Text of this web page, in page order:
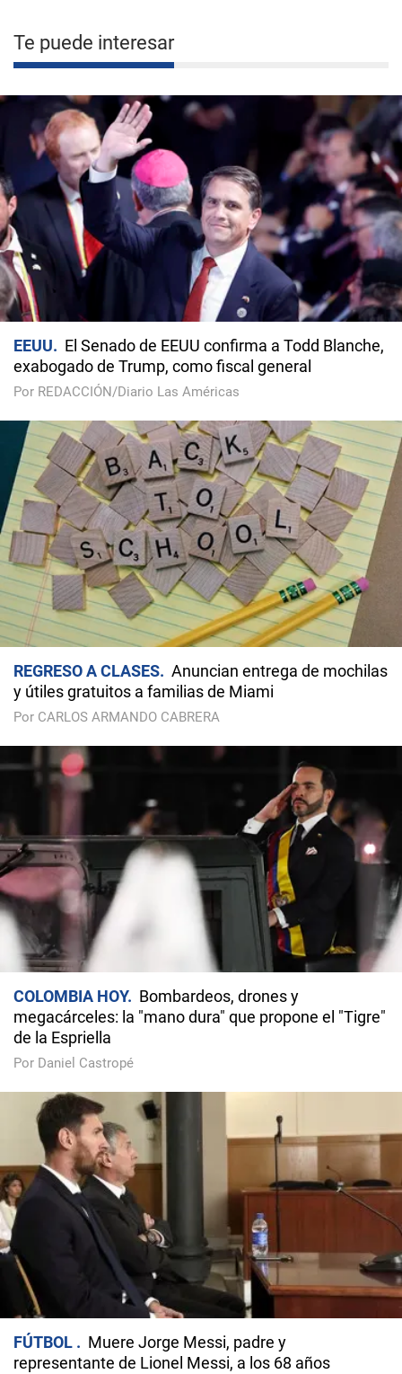
Te puede interesar
EEUU
El Senado de EEUU confirma a Todd Blanche,
exabogado de Trump, como fiscal general
Por REDACCIÓN/Diario Las Américas
REGRESO A CLASES
Anuncian entrega de mochilas
y útiles gratuitos a familias de Miami
Por CARLOS ARMANDO CABRERA
COLOMBIA HOY
Bombardeos, drones y
megacárceles: la "mano dura" que propone el "Tigre"
de la Espriella
Por Daniel Castropé
FÚTBOL
Muere Jorge Messi, padre y
representante de Lionel Messi, a los 68 años